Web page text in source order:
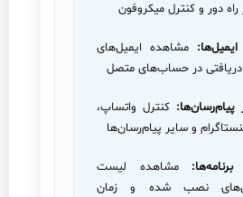
دور و کنترل میکروفون
مشاهده ایمیل‌های
دریافتی در حساب‌های متصل
پیام‌رسان‌ها: کنترل واتساپ،
و سایر پیام‌رسان‌ها
مشاهده لیست
نصب شده و زمان